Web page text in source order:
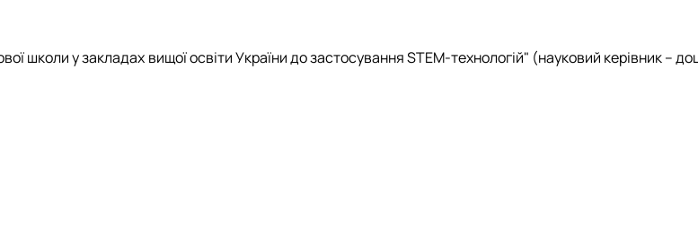
школи у закладах вищої освіти України до застосування STEM-технологій" (науковий керівник –